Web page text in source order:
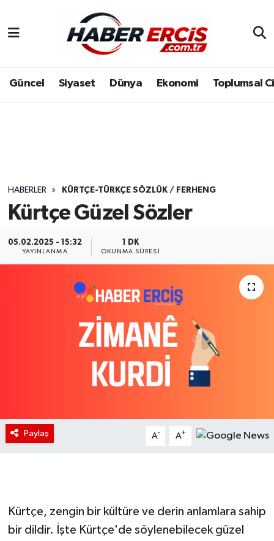
Güncel Siyaset Dünya Ekonomi Toplumsal
HABERLER KÜRTÇE-TÜRKÇE SÖZLÜK / FERHENG
Kürtçe Güzel Sözler
05.02.2025 - 15:32
YAYINLANMA
1 DK
OKUNMA SÜRESI
Paylaş A- A+
Kürtçe, zengin bir kültüre ve derin anlamlara sahip
bir dildir. İşte Kürtçe'de söylenebilecek güzel